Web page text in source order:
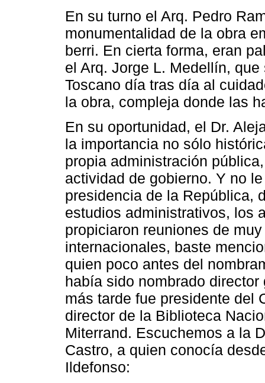
En su turno el Arq. Pedro
monumentalidad de la obra
berri. En cierta forma, eran
el Arq. Jorge L. Medellín,
Toscano día tras día al
la obra, compleja donde las
En su oportunidad, el Dr.
la importancia no sólo
propia administración
actividad de gobierno. Y no
presidencia de la República,
estudios administrativos, los
propiciaron reuniones de
internacionales, baste
quien poco antes del
había sido nombrado
más tarde fue presidente del
director de la Biblioteca
Miterrand. Escuchemos a la
Castro, a quien conocía
Ildefonso: